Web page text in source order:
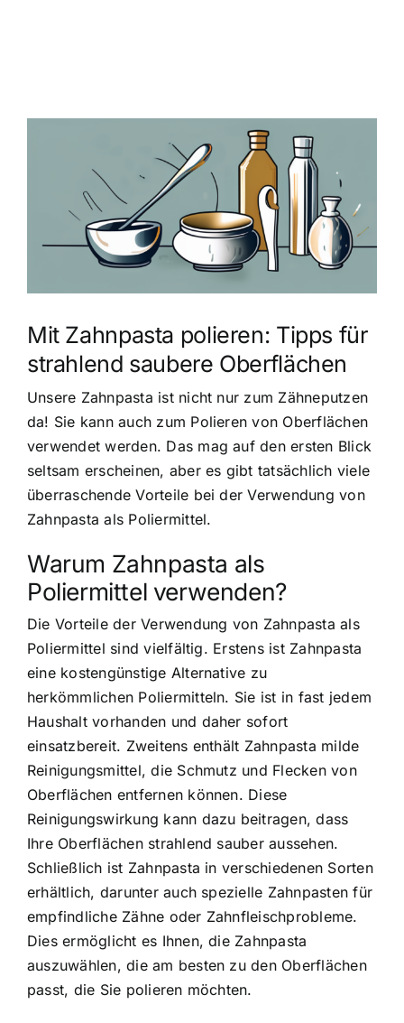
Mit Zahnpasta polieren: Tipps für
strahlend saubere Oberflächen
Unsere Zahnpasta ist nicht nur zum Zähneputzen
da! Sie kann auch zum Polieren von Oberflächen
verwendet werden. Das mag auf den ersten Blick
seltsam erscheinen, aber es gibt tatsächlich viele
überraschende Vorteile bei der Verwendung von
Zahnpasta als Poliermittel.
Warum Zahnpasta als
Poliermittel verwenden?
Die Vorteile der Verwendung von Zahnpasta als
Poliermittel sind vielfältig. Erstens ist Zahnpasta
eine kostengünstige Alternative zu
herkömmlichen Poliermitteln. Sie ist in fast jedem
Haushalt vorhanden und daher sofort
einsatzbereit. Zweitens enthält Zahnpasta milde
Reinigungsmittel, die Schmutz und Flecken von
Oberflächen entfernen können. Diese
Reinigungswirkung kann dazu beitragen, dass
Ihre Oberflächen strahlend sauber aussehen.
Schließlich ist Zahnpasta in verschiedenen Sorten
erhältlich, darunter auch spezielle Zahnpasten für
empfindliche Zähne oder Zahnfleischprobleme.
Dies ermöglicht es Ihnen, die Zahnpasta
auszuwählen, die am besten zu den Oberflächen
passt, die Sie polieren möchten.